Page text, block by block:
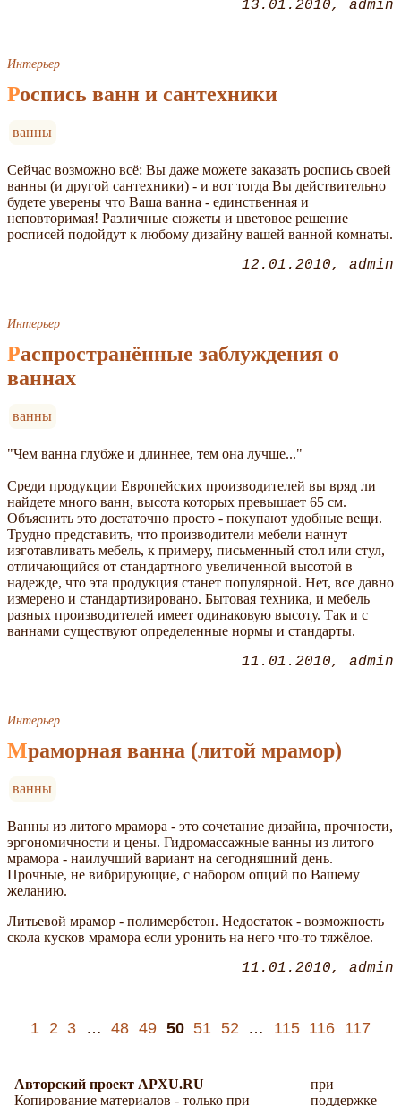
13.01.2010 admin
Интерьер
Роспись ванн и сантехники
ванны
Сейчас возможно всё: Вы даже можете заказать роспись своей
ванны (и другой сантехники) - и вот тогда Вы действительно
будете уверены что Ваша ванна - единственная и
неповторимая! Различные сюжеты и цветовое решение
росписей подойдут к любому дизайну вашей ванной комнаты.
12.01.2010 admin
Интерьер
Распространённые заблуждения о
ваннах
ванны
"Чем ванна глубже и длиннее, тем она лучше..."
Среди продукции Европейских производителей вы вряд ли
найдете много ванн, высота которых превышает 65 см.
Объяснить это достаточно просто - покупают удобные вещи.
Трудно представить, что производители мебели начнут
изготавливать мебель, к примеру, письменный стол или стул,
отличающийся от стандартного увеличенной высотой в
надежде, что эта продукция станет популярной. Нет, все давно
измерено и стандартизировано. Бытовая техника, и мебель
разных производителей имеет одинаковую высоту. Так и с
ваннами существуют определенные нормы и стандарты.
11.01.2010 admin
Интерьер
Мраморная ванна (литой мрамор)
ванны
Ванны из литого мрамора - это сочетание дизайна, прочности,
эргономичности и цены. Гидромассажные ванны из литого
мрамора - наилучший вариант на сегодняшний день.
Прочные, не вибрирующие, с набором опций по Вашему
желанию.
Литьевой мрамор - полимербетон. Недостаток - возможность
скола кусков мрамора если уронить на него что-то тяжёлое.
11.01.2010 admin
1 2 3 … 48 49 50 51 52 … 115 116 117
Авторский проект APXU.RU
Копирование материалов - только при
при
поддержке